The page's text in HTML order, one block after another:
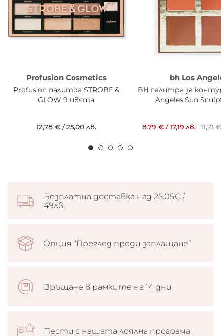
Profusion Cosmetics
Profusion палитра STROBE &
GLOW 9 цвята
12,78 €/25,00 лв.
bh Los
BH палитра за
Angeles Sun
8,79 €/17,19 лв. 11,71 €
Безплатна доставка над 25.05€ /
49лв.
Опция “Преглед преди заплащане”
Връщане в рамките на 14 дни
Пести с нашата лоялна програма